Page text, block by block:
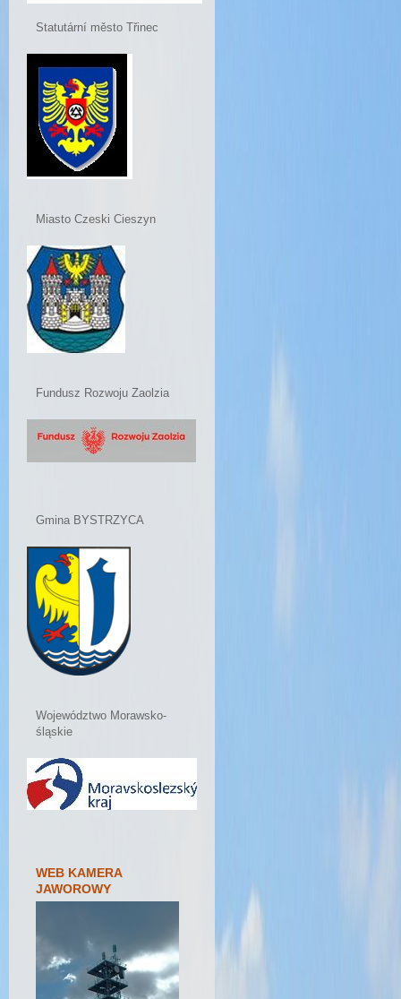
Statutární město Třinec
Miasto Czeski Cieszyn
Fundusz Rozwoju Zaolzia
Gmina BYSTRZYCA
Województwo Morawsko-
śląskie
WEB KAMERA
JAWOROWY